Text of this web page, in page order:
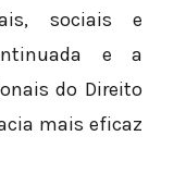
sociais e
e a
do Direito
mais eficaz